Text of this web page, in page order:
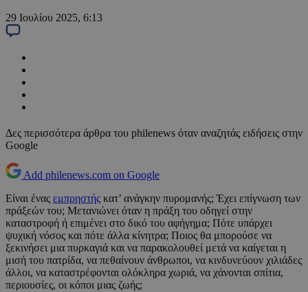
29 Ιουλίου 2025, 6:13
Δες περισσότερα άρθρα του philenews όταν αναζητάς ειδήσεις στην
Google
Add philenews.com on Google
Είναι ένας εμπρηστής κατ’ ανάγκην πυρομανής; Έχει επίγνωση των
πράξεών του; Μετανιώνει όταν η πράξη του οδηγεί στην
καταστροφή ή επιμένει στο δικό του αφήγημα; Πότε υπάρχει
ψυχική νόσος και πότε άλλα κίνητρα; Ποιος θα μπορούσε να
ξεκινήσει μια πυρκαγιά και να παρακολουθεί μετά να καίγεται η
μισή του πατρίδα, να πεθαίνουν άνθρωποι, να κινδυνεύουν χιλιάδες
άλλοι, να καταστρέφονται ολόκληρα χωριά, να χάνονται σπίτια,
περιουσίες, οι κόποι μιας ζωής;